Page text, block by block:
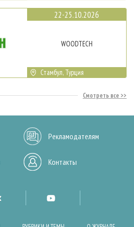
22-25.10.2026
WOODTECH
Стамбул, Турция
Смотреть все
Рекламодателям
Контакты